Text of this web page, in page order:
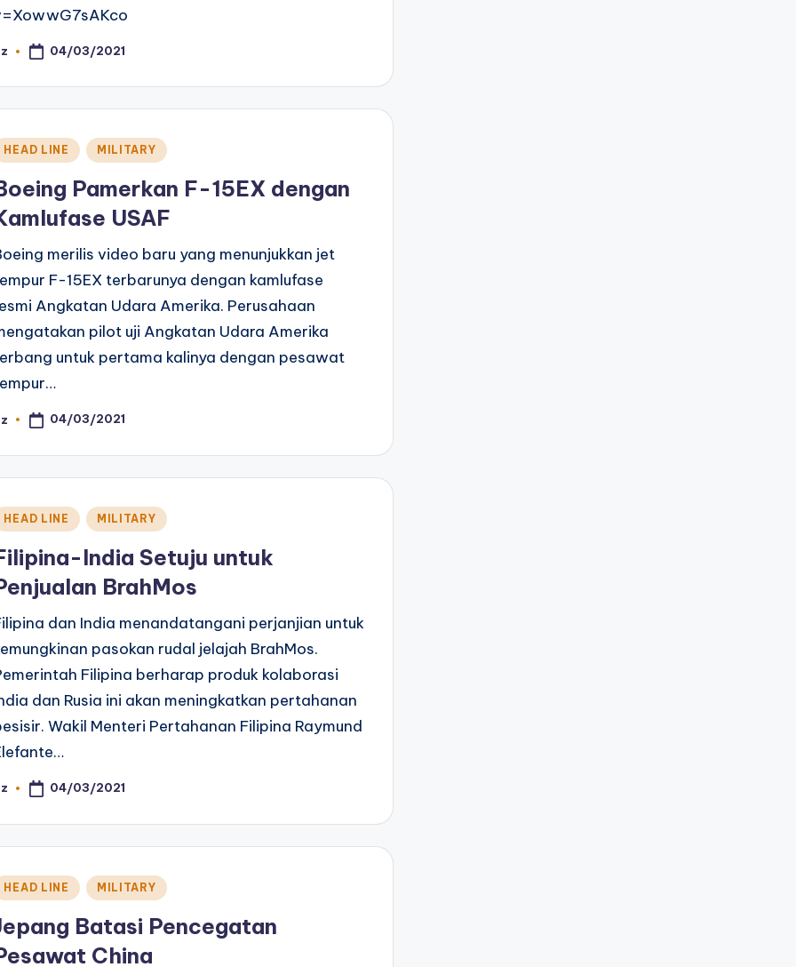
04/03/2021
HEAD LINE MILITARY
Pamerkan F-15EX dengan
USAF
merilis video baru yang menunjukkan jet
F-15EX terbarunya dengan kamlufase
Angkatan Udara Amerika. Perusahaan
pilot uji Angkatan Udara Amerika
untuk pertama kalinya dengan pesawat
04/03/2021
HEAD LINE MILITARY
India Setuju untuk
BrahMos
dan India menandatangani perjanjian untuk
pasokan rudal jelajah BrahMos.
Filipina berharap produk kolaborasi
dan Rusia ini akan meningkatkan pertahanan
Wakil Menteri Pertahanan Filipina Raymund
04/03/2021
HEAD LINE MILITARY
Batasi Pencegatan
China